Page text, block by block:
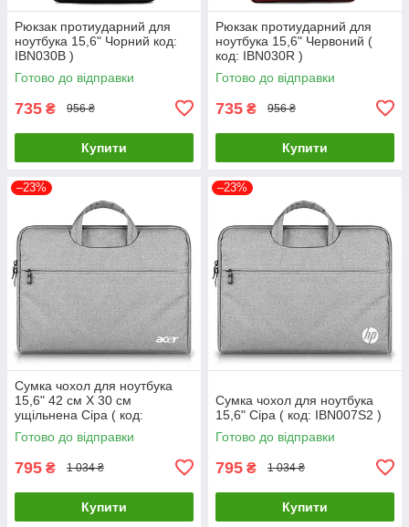
Рюкзак протиударний для
ноутбука 15,6" Чорний код:
IBN030B )
Готово до відправки
735 ₴ 956 ₴
Купити
Рюкзак протиударний для
ноутбука 15,6" Червоний (
код: IBN030R )
Готово до відправки
735 ₴ 956 ₴
Купити
–23%
Сумка чохол для ноутбука
15,6" 42 см X 30 см
ущільнена Сіра ( код:
IBN007S5 )
Готово до відправки
795 ₴ 1 034 ₴
Купити
–23%
Сумка чохол для ноутбука
15,6" Сіра ( код: IBN007S2 )
Готово до відправки
795 ₴ 1 034 ₴
Купити